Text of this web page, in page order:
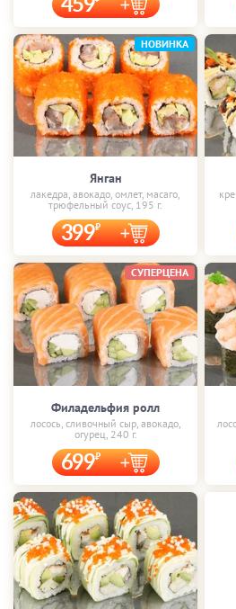
459
Янган
лакедра, авокадо, омлет, масаго,
трюфельный соус, 195 г.
399
НОВИНКА
Филадельфия ролл
лосось, сливочный сыр, авокадо,
огурец, 240 г.
699
СУПЕРЦЕНА